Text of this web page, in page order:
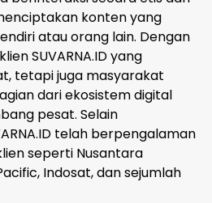
konten yang
atau orang lain. Dengan
SUVARNA.ID yang
tetapi juga masyarakat
dari ekosistem digital
pesat. Selain
telah berpengalaman
seperti Nusantara
Indosat, dan sejumlah